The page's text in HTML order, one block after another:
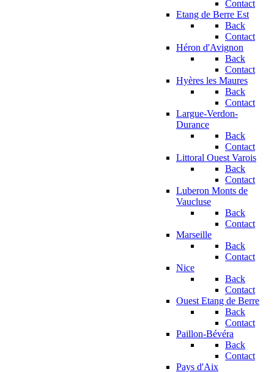
Contact
Etang de Berre Est
Back
Contact
Héron d'Avignon
Back
Contact
Hyères les Maures
Back
Contact
Largue-Verdon-
Durance
Back
Contact
Littoral Ouest Varois
Back
Contact
Luberon Monts de
Vaucluse
Back
Contact
Marseille
Back
Contact
Nice
Back
Contact
Ouest Etang de Berre
Back
Contact
Paillon-Bévéra
Back
Contact
Pays d'Aix